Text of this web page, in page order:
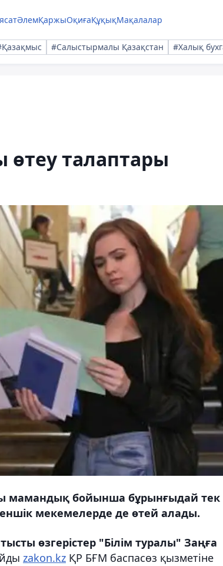
ӘлемҚаржыОқиғаҚұқықМақалалар
#Салыстырмалы Қазақстан #Халық
өтеу талаптары
мамандық бойынша бұрынғыдай тек
мекемелерде де өтей алады.
өзгерістер "Білім туралы" Заңға
zakon.kz ҚР БҒМ баспасөз қызметіне